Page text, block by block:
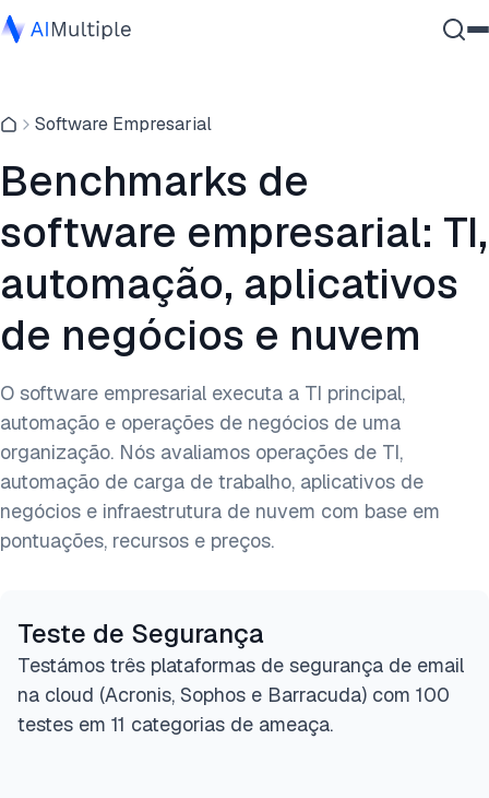
Segurança cibernética
Software Empresarial
Serviços
Contate-nos
Software Empresarial
Benchmarks de
software empresarial: TI,
automação, aplicativos
de negócios e nuvem
O software empresarial executa a TI principal,
automação e operações de negócios de uma
organização. Nós avaliamos operações de TI,
automação de carga de trabalho, aplicativos de
negócios e infraestrutura de nuvem com base em
pontuações, recursos e preços.
Teste de Segurança
Testámos três plataformas de segurança de email
na cloud (Acronis, Sophos e Barracuda) com 100
testes em 11 categorias de ameaça.